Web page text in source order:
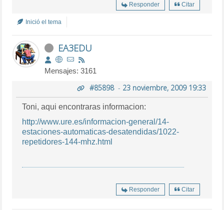
Responder Citar
Inició el tema
EA3EDU
Mensajes: 3161
#85898- 23 noviembre, 2009 19:33
Toni, aqui encontraras informacion:
http://www.ure.es/informacion-general/14-
estaciones-automaticas-desatendidas/1022-
repetidores-144-mhz.html
Responder Citar